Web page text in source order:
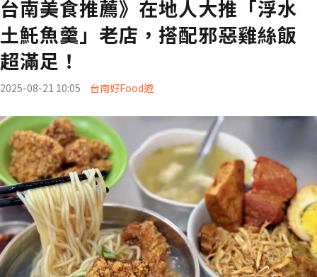
台南美食推薦》在地人大推「浮水
土魠魚羹」老店，搭配邪惡雞絲飯
超滿足！
2025-08-21 10:05 台南好Food遊